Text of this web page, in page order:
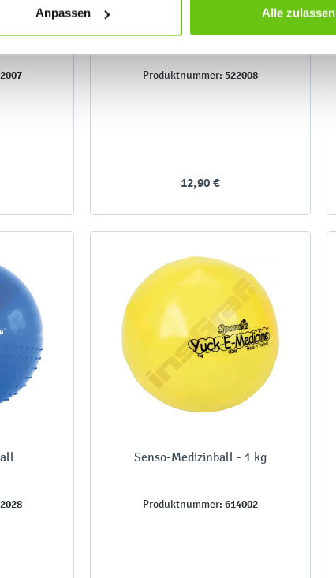
Anpassen Alle zulassen
Produktnummer: 522008
12,90 €
Senso-Medizinball - 1 kg
Produktnummer: 614002